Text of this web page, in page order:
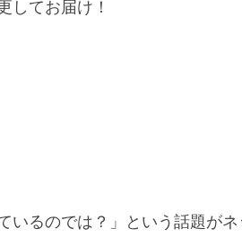
してお届け！
いるのでは？」という話題がネ